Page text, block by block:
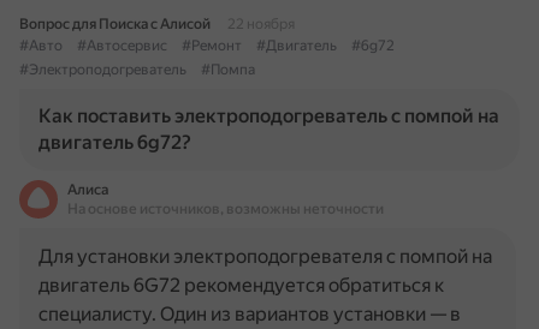
Вопрос для Поиска с Алисой
22 ноября
#Авто
#Автосервис #Ремонт #Двигатель
#6g72
#Электроподогреватель
#Помпа
Как поставить электроподогреватель с помпой на
двигатель 6g72?
Алиса
На основе источников, возможны неточности
Для установки электроподогревателя с помпой на
двигатель 6G72 рекомендуется обратиться к
специалисту. Один из вариантов установки — в